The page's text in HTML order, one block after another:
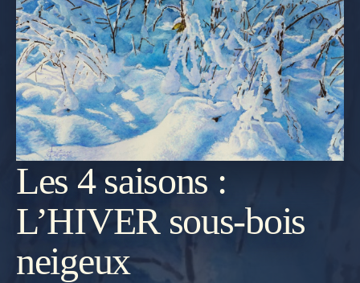
REVENIR
À LA
Les 4 saisons :
L’HIVER sous-bois
neigeux